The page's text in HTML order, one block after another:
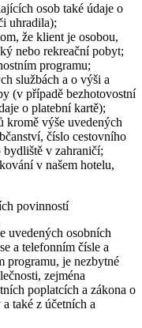
osob také údaje o
uhradila);
že klient je osobou,
nebo rekreační pobyt;
programu;
službách a o výši a
(v případě bezhotovostní
o platební kartě);
kromě výše uvedených
číslo cestovního
bydliště v zahraničí;
v našem hotelu,
povinností
uvedených osobních
a telefonním čísle a
programu, je nezbytné
zejména
poplatcích a zákona o
také z účetních a